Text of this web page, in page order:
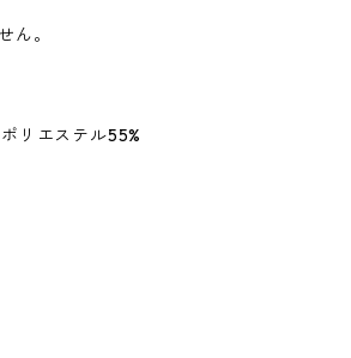
ん。
リエステル55%